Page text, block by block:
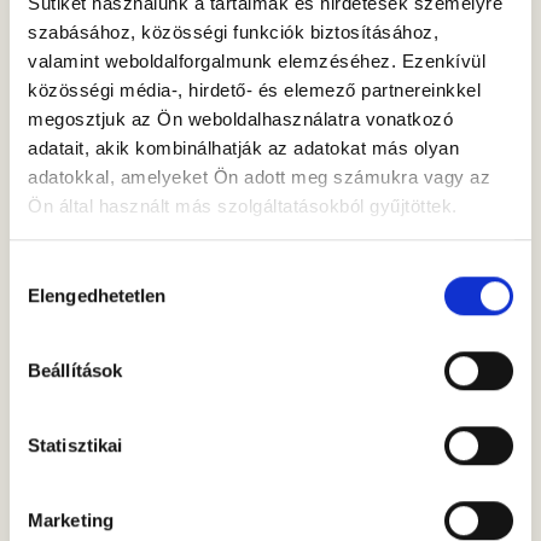
szabásához, közösségi funkciók biztosításához,
valamint weboldalforgalmunk elemzéséhez. Ezenkívül
közösségi média-, hirdető- és elemező partnereinkkel
megosztjuk az Ön weboldalhasználatra vonatkozó
adatait, akik kombinálhatják az adatokat más olyan
adatokkal, amelyeket Ön adott meg számukra vagy az
Ön által használt más szolgáltatásokból gyűjtöttek.
kiválasztása
Elengedhetetlen
Beállítások
Statisztikai
Marketing
időszaka. Fejlesztőpedagógusként azt vallom, hogy a
nyári szünet nem a...
Pál Zsuzsa Olvasás →
2026. July 5.
Az óvoda és az iskola közötti átmenet egy gyermek
csupán egy új épületbe való beköltözést jelent, hanem
egy mélyre...
Pál Zsuzsa Olvasás →